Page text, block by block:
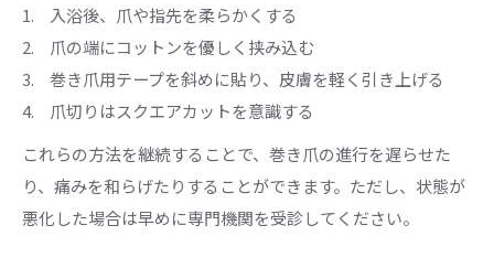
入浴後、爪や指先を柔らかくする
爪の端にコットンを優しく挟み込む
巻き爪用テープを斜めに貼り、皮膚を軽く引き上げる
爪切りはスクエアカットを意識する
これらの方法を継続することで、巻き爪の進行を遅らせた
り、痛みを和らげたりすることができます。ただし、状態が
悪化した場合は早めに専門機関を受診してください。